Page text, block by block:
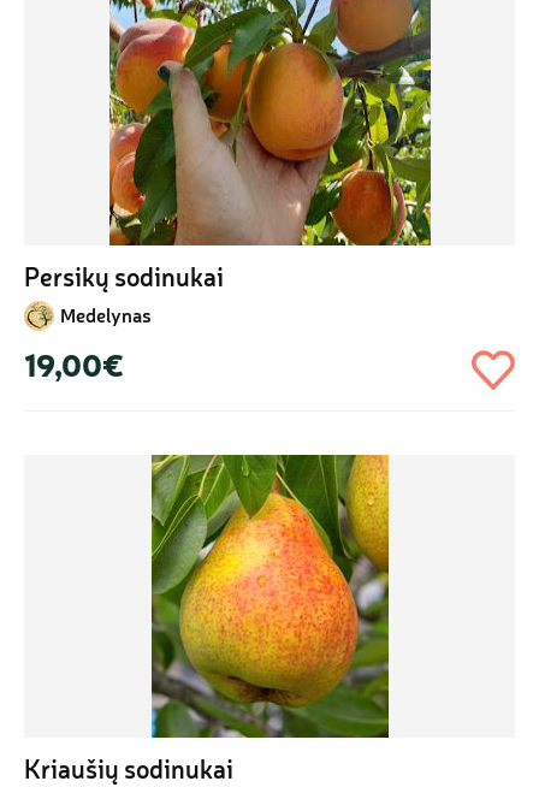
Persikų sodinukai
Medelynas
19,00€
Kriaušių sodinukai